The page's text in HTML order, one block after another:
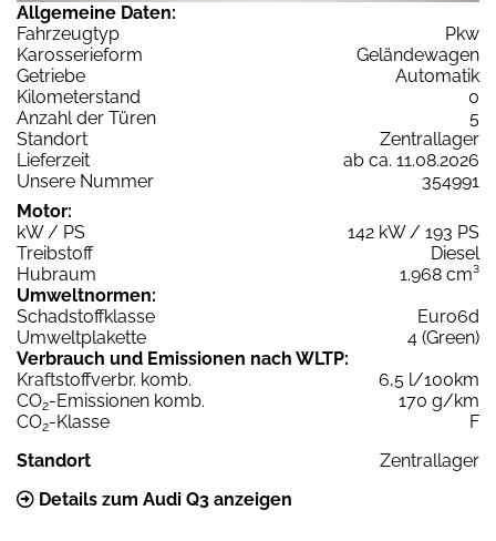
Allgemeine Daten:
Fahrzeugtyp
Pkw
Karosserieform
Geländewagen
Getriebe
Automatik
Kilometerstand
0
Anzahl der Türen
5
Standort
Zentrallager
Lieferzeit
ab ca. 11.08.2026
Unsere Nummer
354991
Motor:
kW / PS
142 kW / 193 PS
Treibstoff
Diesel
Hubraum
1.968 cm³
Umweltnormen:
Schadstoffklasse
Euro6d
Umweltplakette
4 (Green)
Verbrauch und Emissionen nach WLTP:
Kraftstoffverbr. komb.
6,5 l/100km
CO2-Emissionen komb.
170 g/km
CO2-Klasse
F
Standort
Zentrallager
Details zum Audi Q3 anzeigen